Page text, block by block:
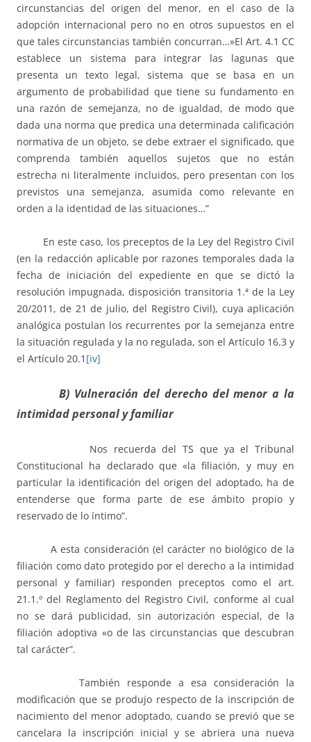
circunstancias del origen del menor, en el caso de la
adopción internacional pero no en otros supuestos en el
que tales circunstancias también concurran…»El Art. 4.1 CC
establece un sistema para integrar las lagunas que
presenta un texto legal, sistema que se basa en un
argumento de probabilidad que tiene su fundamento en
una razón de semejanza, no de igualdad, de modo que
dada una norma que predica una determinada calificación
normativa de un objeto, se debe extraer el significado, que
comprenda también aquellos sujetos que no están
estrecha ni literalmente incluidos, pero presentan con los
previstos una semejanza, asumida como relevante en
orden a la identidad de las situaciones…”
En este caso, los preceptos de la Ley del Registro Civil
(en la redacción aplicable por razones temporales dada la
fecha de iniciación del expediente en que se dictó la
resolución impugnada, disposición transitoria 1.ª de la Ley
20/2011, de 21 de julio, del Registro Civil), cuya aplicación
analógica postulan los recurrentes por la semejanza entre
la situación regulada y la no regulada, son el Artículo 16.3 y
el Artículo 20.1 [iv]
B) Vulneración del derecho del menor a la
intimidad personal y familiar
Nos recuerda del TS que ya el Tribunal
Constitucional ha declarado que «la filiación, y muy en
particular la identificación del origen del adoptado, ha de
entenderse que forma parte de ese ámbito propio y
reservado de lo íntimo”.
A esta consideración (el carácter no biológico de la
filiación como dato protegido por el derecho a la intimidad
personal y familiar) responden preceptos como el art.
21.1.º del Reglamento del Registro Civil, conforme al cual
no se dará publicidad, sin autorización especial, de la
filiación adoptiva «o de las circunstancias que descubran
tal carácter”.
También responde a esa consideración la
modificación que se produjo respecto de la inscripción de
nacimiento del menor adoptado, cuando se previó que se
cancelara la inscripción inicial y se abriera una nueva